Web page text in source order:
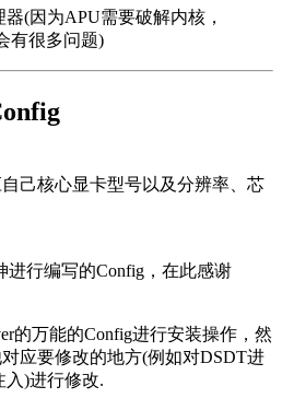
(因为APU需要破解内核，
有很多问题)
己核心显卡型号以及分辨率、芯
进行编写的Config，在此感谢
的万能的Config进行安装操作，然
应要修改的地方(例如对DSDT进
入)进行修改.